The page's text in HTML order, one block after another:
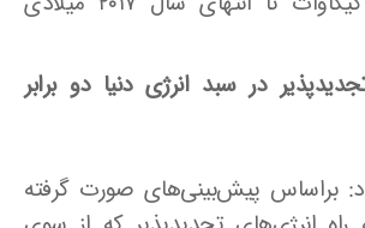
در سبد انرژی دنیا دو برابر
داد: بر‌اساس پیش‌بینی‌های صورت گرفته